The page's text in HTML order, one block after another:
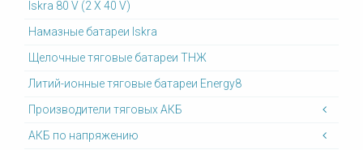
Iskra 80 V (2 X 40 V)
Намазные батареи Iskra
Щелочные тяговые батареи ТНЖ
Литий-ионные тяговые батареи Energy8
Производители тяговых АКБ
АКБ по напряжению